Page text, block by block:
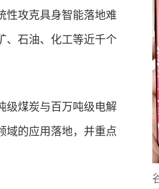
性攻克具身智能落地难
、石油、化工等近千个
级煤炭与百万吨级电解
域的应用落地，并重点